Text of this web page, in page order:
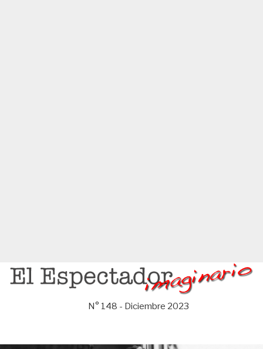
Saltar
N° 148 - Diciembre 2023